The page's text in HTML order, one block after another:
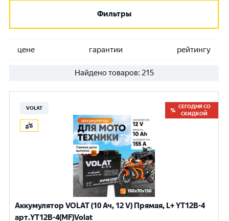
Фильтры
цене гарантии рейтингу
Найдено товаров: 215
VOLAT
СЕГОДНЯ СО
СКИДКОЙ
Аккумулятор VOLAT (10 Ач, 12 V) Прямая, L+ YT12B-4
арт.YT12B-4(MF)Volat